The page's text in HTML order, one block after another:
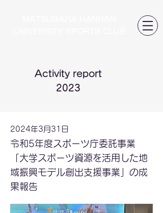
Activity report
2023
2024年3月31日
令和5年度スポーツ庁委託事業
「大学スポーツ資源を活用した地
域振興モデル創出支援事業」の成
果報告